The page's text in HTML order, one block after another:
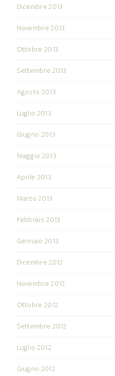
Dicembre 2013
Novembre 2013
Ottobre 2013
Settembre 2013
Agosto 2013
Luglio 2013
Giugno 2013
Maggio 2013
Aprile 2013
Marzo 2013
Febbraio 2013
Gennaio 2013
Dicembre 2012
Novembre 2012
Ottobre 2012
Settembre 2012
Luglio 2012
Giugno 2012